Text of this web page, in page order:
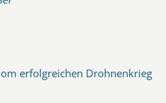
erfolgreichen Drohnenkrieg